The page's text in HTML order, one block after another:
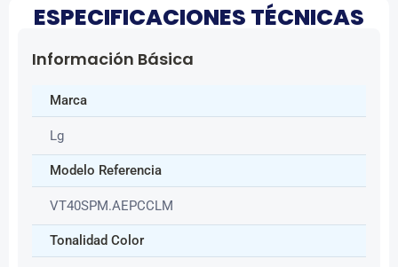
ESPECIFICACIONES TÉCNICAS
Información Básica
Marca
Lg
Modelo Referencia
VT40SPM.AEPCCLM
Tonalidad Color